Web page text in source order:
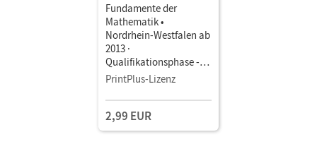
Fundamente der
Mathematik •
Nordrhein-Westfalen ab
2013 ·
Qualifikationsphase -
Grundkurs • Schulbuch
PrintPlus-Lizenz
2,99 EUR